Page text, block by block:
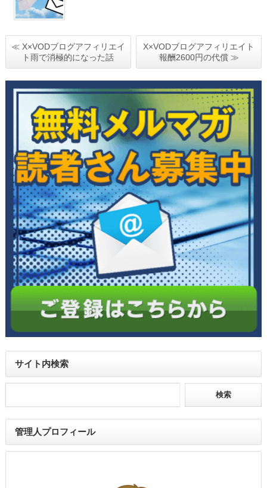
≪ X×VODブログアフィリエイ
ト雨で消極的になった話
X×VODブログアフィリエイト
報酬2600円の代償 ≫
サイト内検索
管理人プロフィール